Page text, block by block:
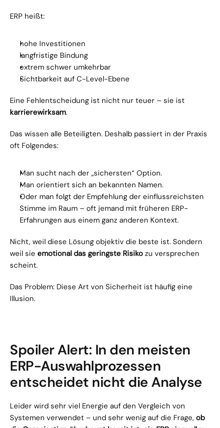
ERP heißt:
hohe Investitionen
langfristige Bindung
extrem schwer umkehrbar
Sichtbarkeit auf C-Level-Ebene
karrierewirksam.
Das wissen alle Beteiligten. Deshalb passiert in der Praxis
oft Folgendes:
Man sucht nach der „sichersten“ Option.
Man orientiert sich an bekannten Namen.
Oder man folgt der Empfehlung der einflussreichsten
Stimme im Raum – oft jemand mit früheren ERP-
Erfahrungen aus einem ganz anderen Kontext.
Nicht, weil diese Lösung objektiv die beste ist. Sondern
weil sie emotional das geringste Risiko zu versprechen
scheint.
Das Problem: Diese Art von Sicherheit ist häufig eine
Illusion.
Spoiler Alert: In den meisten
ERP-Auswahlprozessen
entscheidet nicht die Analyse
Leider wird sehr viel Energie auf den Vergleich von
Systemen verwendet – und sehr wenig auf die Frage, ob